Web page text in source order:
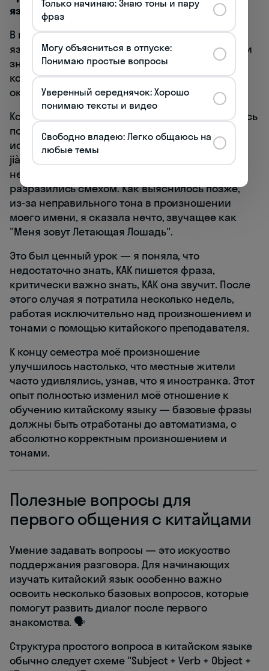
языка и культуролог
В первый раз, когда я приехала в Шанхай на
языковую стажировку, я была уверена, что мои
знания китайского вполне достаточны для
комфортного общения. Однако реальность
оказалась иной.
Когда в университетской столовой я попыталась
познакомиться с китайскими студентами,
используя заученную фразу: "我叫伊琳娜" (Wǒ
jiào Yīlínnà — Меня зовут Ирина), реакция была
неожиданной. Все замолчали, а затем
разразились смехом. Как выяснилось позже,
из-за неправильного тона в произношении
моего имени, я сказала нечто, звучащее как
"Меня зовут Летающая Лошадь".
Это был ценный урок — я поняла, что
недостаточно знать, КАК пишется фраза,
критически важно знать, КАК она звучит. После
этого случая я потратила несколько недель,
работая исключительно над произношением и
тонами с помощью китайского преподавателя.
К концу семестра моё произношение
улучшилось настолько, что местные жители
часто удивлялись, узнав, что я иностранка. Этот
опыт полностью изменил моё отношение к
обучению китайскому языку — базовые фразы
должны быть отработаны до автоматизма, с
абсолютно корректным произношением и
тонами.
Полезные вопросы для
первого общения с китайцами
Умение задавать вопросы — это искусство
поддержания разговора. Для начинающих
изучать китайский язык особенно важно
освоить несколько базовых вопросов, которые
помогут развить диалог после первого
знакомства. 🗣️
Структура простого вопроса в китайском языке
обычно следует схеме "Subject + Verb + Object +
Только начинаю: Знаю тоны и пару
фраз
Могу объясниться в отпуске:
Понимаю простые вопросы
Уверенный середнячок: Хорошо
понимаю тексты и видео
Свободно владею: Легко общаюсь на
любые темы